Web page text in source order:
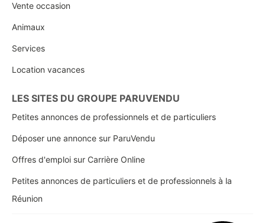
Vente occasion
Animaux
Services
Location vacances
LES SITES DU GROUPE PARUVENDU
Petites annonces de professionnels et de particuliers
Déposer une annonce sur ParuVendu
Offres d'emploi sur Carrière Online
Petites annonces de particuliers et de professionnels à la
Réunion